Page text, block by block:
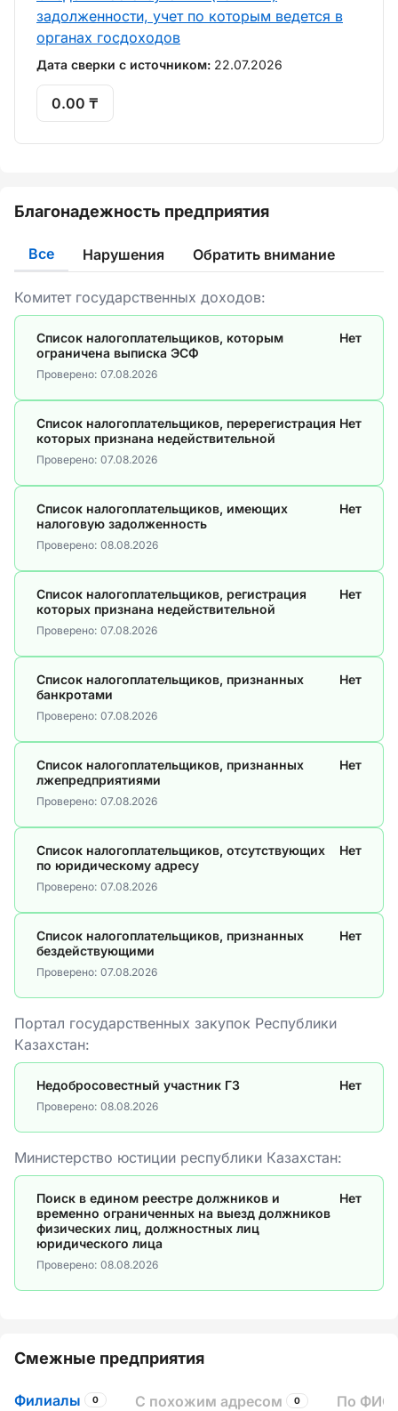
задолженности, учет по которым ведется в
органах госдоходов
Дата сверки с источником: 22.07.2026
0.00 ₸
Благонадежность предприятия
Все Нарушения Обратить внимание
Комитет государственных доходов:
Список налогоплательщиков, которым
ограничена выписка ЭСФ
Нет
Проверено: 07.08.2026
Список налогоплательщиков, перерегистрация
которых признана недействительной
Нет
Проверено: 07.08.2026
Список налогоплательщиков, имеющих
налоговую задолженность
Нет
Проверено: 08.08.2026
Список налогоплательщиков, регистрация
которых признана недействительной
Нет
Проверено: 07.08.2026
Список налогоплательщиков, признанных
банкротами
Нет
Проверено: 07.08.2026
Список налогоплательщиков, признанных
лжепредприятиями
Нет
Проверено: 07.08.2026
Список налогоплательщиков, отсутствующих
по юридическому адресу
Нет
Проверено: 07.08.2026
Список налогоплательщиков, признанных
бездействующими
Нет
Проверено: 07.08.2026
Портал государственных закупок Республики
Казахстан:
Недобросовестный участник ГЗ Нет
Проверено: 08.08.2026
Министерство юстиции республики Казахстан:
Поиск в едином реестре должников и
временно ограниченных на выезд должников
физических лиц, должностных лиц
юридического лица
Нет
Проверено: 08.08.2026
Смежные предприятия
Филиалы 0 С похожим адресом 0 По ФИО